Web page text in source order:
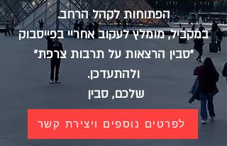
הפתוחות לקהל הרחב.
במקביל, מומלץ לעקוב אחריי בפייסבוק
"סבין הרצאות על תרבות צרפת"
ולהתעדכן.
שלכם, סבין
לפרטים נוספים ויצירת קשר